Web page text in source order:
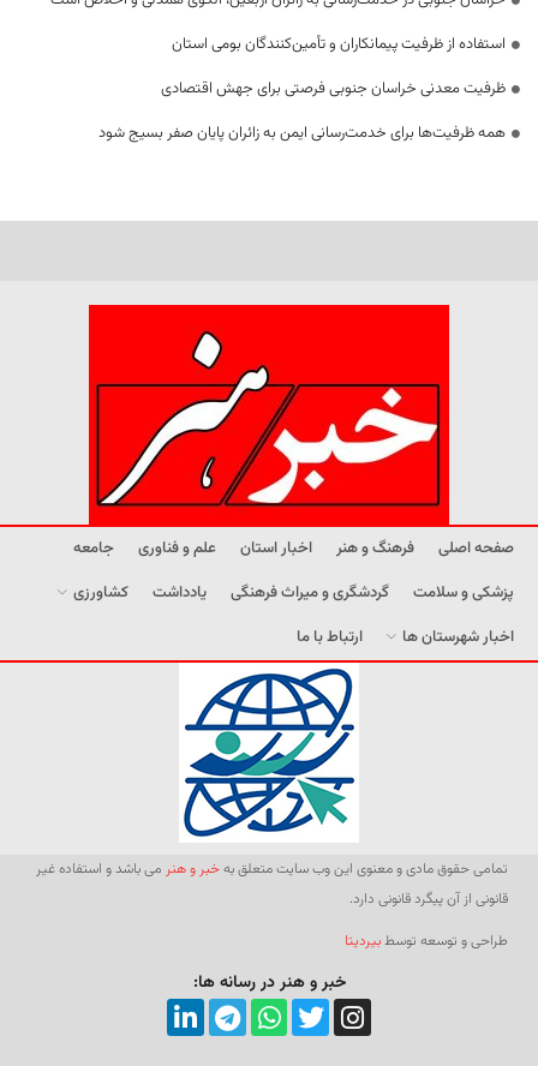
استفاده از ظرفیت پیمانکاران و تأمین‌کنندگان بومی استان
ظرفیت معدنی خراسان جنوبی فرصتی برای جهش اقتصادی
همه ظرفیت‌ها برای خدمت‌رسانی ایمن به زائران پایان صفر بسیج شود
صفحه اصلی فرهنگ و هنر اخبار استان علم و فناوری
جامعه
پزشکی و سلامت
گردشگری و میراث فرهنگی یادداشت
کشاورزی
اخبار شهرستان ها
ارتباط با ما
تمامی حقوق مادی و معنوی این وب سایت متعلق بهخبر و هنر می باشد و استفاده غیر
قانونی از آن پیگرد قانونی دارد.
طراحی و توسعه توسطبیردیتا
خبر و هنر در رسانه ها: